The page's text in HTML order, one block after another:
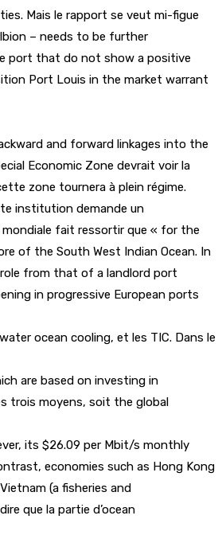
Mais le rapport se veut mi-figue
– needs to be further
port that do not show a positive
Port Louis in the market warrant
and forward linkages into the
Economic Zone devrait voir la
zone tournera à plein régime.
institution demande un
mondiale fait ressortir que « for the
of the South West Indian Ocean. In
from that of a landlord port
in progressive European ports
ocean cooling, et les TIC. Dans le
are based on investing in
trois moyens, soit the global
its $26.09 per Mbit/s monthly
economies such as Hong Kong
(a fisheries and
que la partie d’ocean